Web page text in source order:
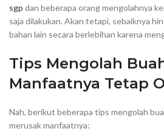
sgp dan beberapa orang mengolahnya
saja dilakukan. Akan tetapi, sebaiknya
bahan lain secara berlebihan karena
Tips Mengolah
Manfaatnya Tetap
Nah, berikut beberapa tips mengolah
merusak manfaatnya: